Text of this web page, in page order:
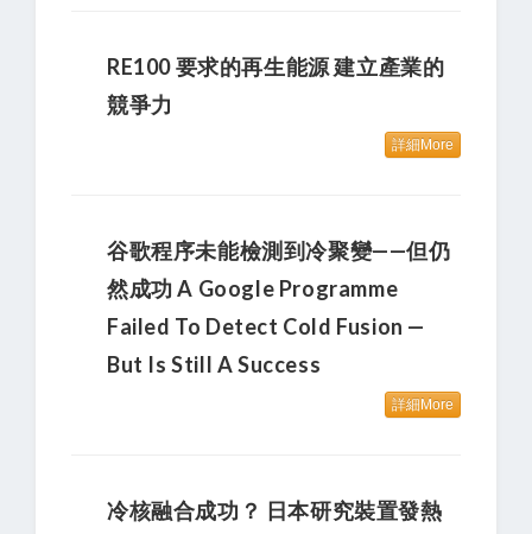
RE100 要求的再生能源 建立產業的
競爭力
詳細More
谷歌程序未能檢測到冷聚變——但仍
然成功 A Google Programme
Failed To Detect Cold Fusion —
But Is Still A Success
詳細More
冷核融合成功？ 日本研究裝置發熱